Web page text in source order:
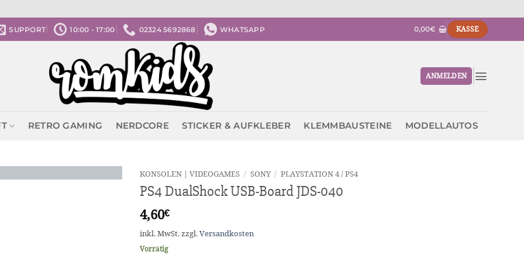
SUPPORT 10:00 - 17:00 02324 5692868 WHATSAPP 0,00€ KASSE
ANMELDEN
RETRO GAMING NERDCORE STICKER & AUFKLEBER KLEMMBAUSTEINE MODELLAUTOS
KONSOLEN | VIDEOGAMES / SONY / PLAYSTATION 4 / PS4
PS4 DualShock USB-Board JDS-040
4,60€
inkl. MwSt.zzgl.Versandkosten
Vorrätig